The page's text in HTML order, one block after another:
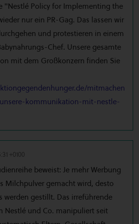
"Nestlé Policy for Implementing the
nur ein PR-Gag. Das lassen wir
und protestieren in einem
Chef. Unsere gesamte
mit dem Großkonzern finden Sie
mitmachen
kommunikation-mit-nestle-
+0100
beweist: Je mehr Werbung
Milchpulver gemacht wird, desto
werden gestillt. Das irreführende
Nestlé und Co. manipuliert seit